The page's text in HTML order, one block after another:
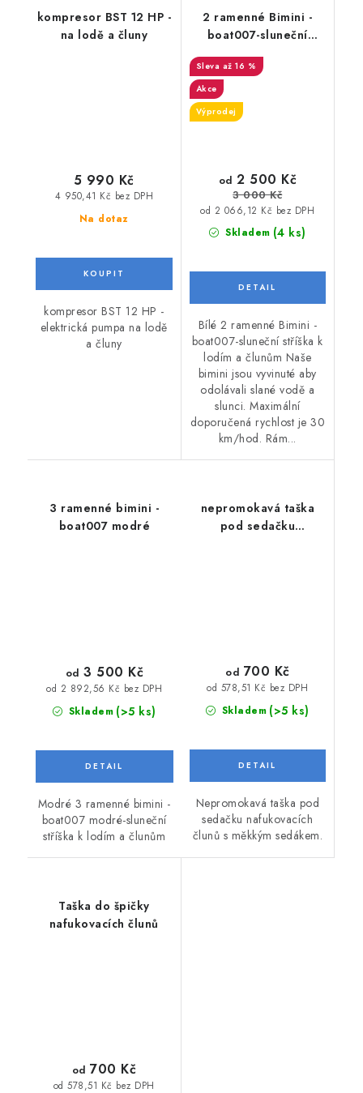
kompresor BST 12 HP -
na lodě a čluny
Na dotaz
4 950,41 Kč bez DPH
5 990 Kč
kompresor BST 12 HP -
elektrická pumpa na lodě
a čluny
2 ramenné Bimini -
boat007-sluneční
člunům
až 16 %
Akce
Výprodej
Skladem (4 ks)
od 2 066,12 Kč bez DPH
od 2 500 Kč
3 000 Kč
Bílé 2 ramenné Bimini -
boat007-sluneční stříška k
lodím a člunům Naše
bimini jsou vyvinuté aby
odolávali slané vodě a
slunci. Maximální
doporučená rychlost je 30
km/hod. Rám...
3 ramenné bimini -
boat007 modré
Skladem (>5 ks)
od 2 892,56 Kč bez DPH
od 3 500 Kč
Modré 3 ramenné bimini -
boat007 modré-sluneční
stříška k lodím a člunům
nepromokavá taška
pod sedačku
Skladem (>5 ks)
od 578,51 Kč bez DPH
od 700 Kč
Nepromokavá taška pod
sedačku nafukovacích
člunů s měkkým sedákem.
Taška do špičky
nafukovacích člunů
od 578,51 Kč bez DPH
od 700 Kč